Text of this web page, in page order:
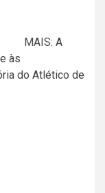
MAIS: A
às
do Atlético de